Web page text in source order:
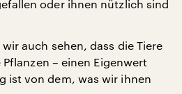
oder ihnen nützlich sind
auch sehen, dass die Tiere
– einen Eigenwert
ist von dem, was wir ihnen